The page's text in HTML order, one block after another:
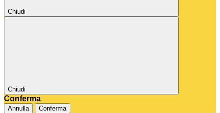
Chiudi
Chiudi
Conferma
Annulla Conferma